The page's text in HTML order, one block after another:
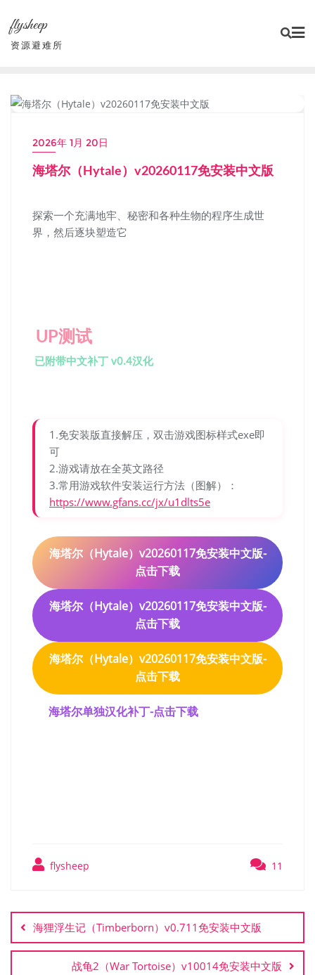
content
flysheep
资源避难所
2026年 1月 20日
海塔尔（Hytale）v20260117免安装中文版
探索一个充满地牢、秘密和各种生物的程序生成世
界，然后逐块塑造它
UP测试
已附带中文补丁 v0.4汉化
1.免安装版直接解压，双击游戏图标样式exe即
可
2.游戏请放在全英文路径
3.常用游戏软件安装运行方法（图解）：
https://www.gfans.cc/jx/u1dlts5e
海塔尔（Hytale）v20260117免安装中文版-
点击下载
海塔尔（Hytale）v20260117免安装中文版-
点击下载
海塔尔（Hytale）v20260117免安装中文版-
点击下载
海塔尔单独汉化补丁-点击下载
flysheep 11
章
导
航
海狸浮生记（Timberborn）v0.711免安装中文版
战龟2（War Tortoise）v10014免安装中文版